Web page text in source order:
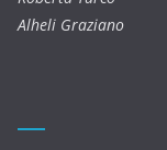
Alheli Graziano